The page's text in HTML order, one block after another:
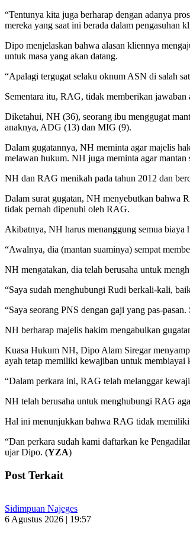
“Tentunya kita juga berharap dengan adanya
mereka yang saat ini berada dalam pengasuhan
Dipo menjelaskan bahwa alasan kliennya
untuk masa yang akan datang.
“Apalagi tergugat selaku oknum ASN di salah
Sementara itu, RAG, tidak memberikan
Diketahui, NH (36), seorang ibu menggugat
anaknya, ADG (13) dan MIG (9).
Dalam gugatannya, NH meminta agar majelis
melawan hukum. NH juga meminta agar
NH dan RAG menikah pada tahun 2012 dan
Dalam surat gugatan, NH menyebutkan bahwa
tidak pernah dipenuhi oleh RAG.
Akibatnya, NH harus menanggung semua biaya
“Awalnya, dia (mantan suaminya) sempat
NH mengatakan, dia telah berusaha untuk
“Saya sudah menghubungi Rudi berkali-kali,
“Saya seorang PNS dengan gaji yang pas-
NH berharap majelis hakim mengabulkan
Kuasa Hukum NH, Dipo Alam Siregar
ayah tetap memiliki kewajiban untuk membiayai
“Dalam perkara ini, RAG telah melanggar
NH telah berusaha untuk menghubungi RAG
Hal ini menunjukkan bahwa RAG tidak
“Dan perkara sudah kami daftarkan ke
ujar Dipo. (YZA)
Post Terkait
Sidimpuan Najeges
6 Agustus 2026 | 19:57